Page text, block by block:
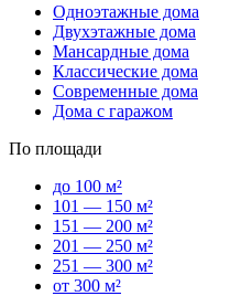
Одноэтажные дома
Двухэтажные дома
Мансардные дома
Классические дома
Современные дома
Дома с гаражом
По площади
до 100 м²
101 — 150 м²
151 — 200 м²
201 — 250 м²
251 — 300 м²
от 300 м²